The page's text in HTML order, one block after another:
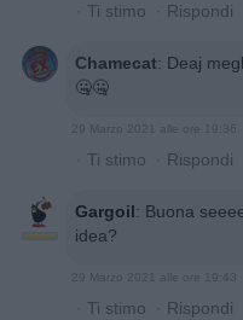
· Ti stimo · Rispondi
Chamecat: Deaj
🤐🤐
29 Marzo 2021 alle ore 19:36
· Ti stimo · Rispondi
Gargoil: Buona
idea?
29 Marzo 2021 alle ore 19:43
· Ti stimo · Rispondi